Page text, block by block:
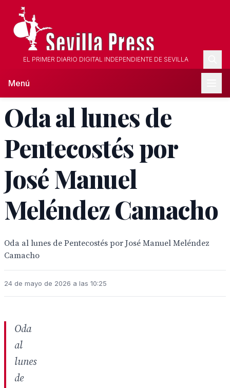
EL PRIMER DIARIO DIGITAL INDEPENDIENTE DE SEVILLA
Menú
Oda al lunes de
Pentecostés por
José Manuel
Meléndez Camacho
Oda al lunes de Pentecostés por José Manuel Meléndez
Camacho
24 de mayo de 2026 a las 10:25
Oda
al
lunes
de